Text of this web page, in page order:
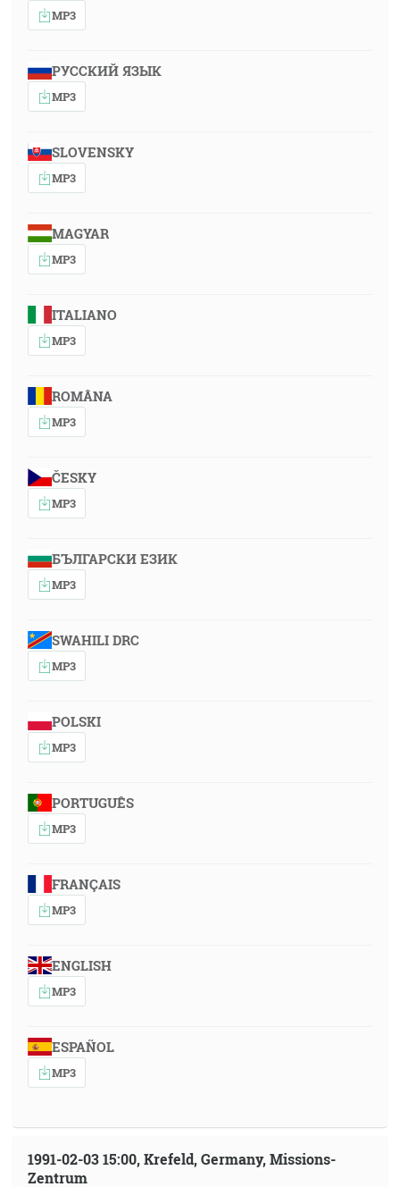
MP3
РУССКИЙ ЯЗЫК
MP3
SLOVENSKY
MP3
MAGYAR
MP3
ITALIANO
MP3
ROMÂNA
MP3
ČESKY
MP3
БЪЛГАРСКИ ЕЗИК
MP3
SWAHILI DRC
MP3
POLSKI
MP3
PORTUGUÊS
MP3
FRANÇAIS
MP3
ENGLISH
MP3
ESPAÑOL
MP3
1991-02-03 15:00, Krefeld, Germany, Missions-
Zentrum